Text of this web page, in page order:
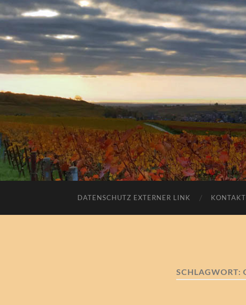
DATENSCHUTZ EXTERNER LINK
SCHLAGWORT: